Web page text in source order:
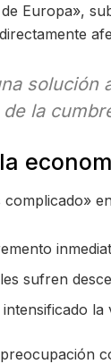
Europa»,
la
sufren